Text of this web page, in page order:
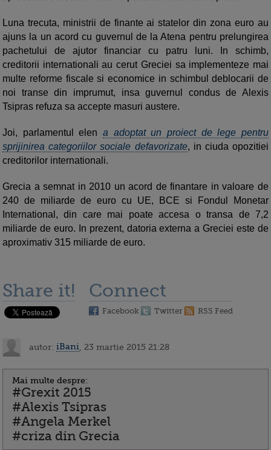
Luna trecuta, ministrii de finante ai statelor din zona euro au
ajuns la un acord cu guvernul de la Atena pentru prelungirea
pachetului de ajutor financiar cu patru luni. In schimb,
creditorii internationali au cerut Greciei sa implementeze mai
multe reforme fiscale si economice in schimbul deblocarii de
noi transe din imprumut, insa guvernul condus de Alexis
Tsipras refuza sa accepte masuri austere.
Joi, parlamentul elen a adoptat un proiect de lege pentru
sprijinirea categoriilor sociale defavorizate, in ciuda opozitiei
creditorilor internationali.
Grecia a semnat in 2010 un acord de finantare in valoare de
240 de miliarde de euro cu UE, BCE si Fondul Monetar
International, din care mai poate accesa o transa de 7,2
miliarde de euro. In prezent, datoria externa a Greciei este de
aproximativ 315 miliarde de euro.
Share it! Connect
Facebook Twitter RSS Feed
autor: iBani , 23 martie 2015 21:28
Mai multe despre:
#Grexit 2015
#Alexis Tsipras
#Angela Merkel
#criza din Grecia